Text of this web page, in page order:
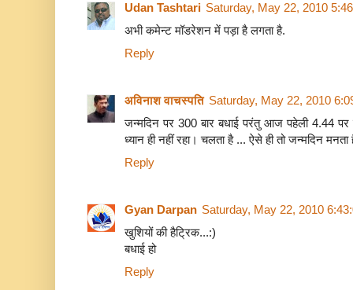
Udan Tashtari Saturday, May 22, 2010
अभी कमेन्ट मॉडरेशन में पड़ा है लगता है.
Reply
अविनाश वाचस्पति Saturday, May 22, 2010
जन्‍मदिन पर 300 बार बधाई परंतु आज पहेली 4.44
ध्‍यान ही नहीं रहा। चलता है ... ऐसे ही तो जन्‍मदिन मनता
Reply
Gyan Darpan Saturday, May 22, 2010
खुशियों की हैट्रिक...:)
बधाई हो
Reply